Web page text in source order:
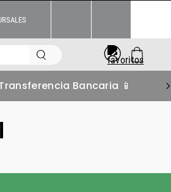
Bancaria 📱